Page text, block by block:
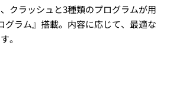
クラッシュと3種類のプログラムが用
グラム』搭載。内容に応じて、最適な
。